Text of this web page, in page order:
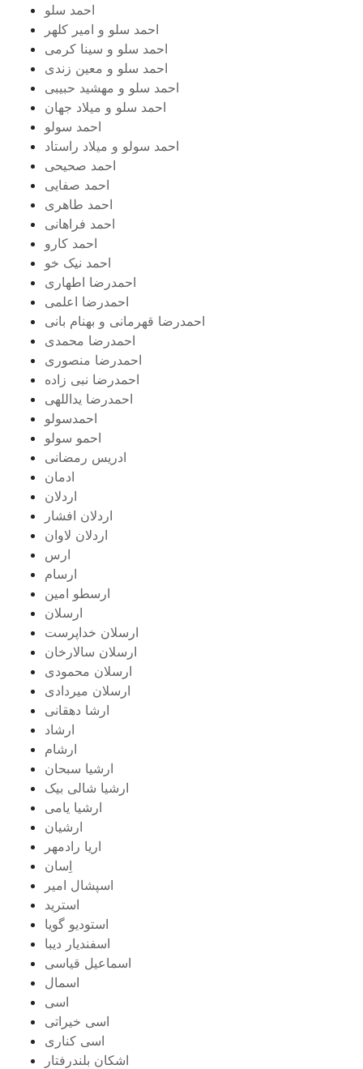
احمد سلو
احمد سلو و امیر کلهر
احمد سلو و سینا کرمی
احمد سلو و معین زندی
احمد سلو و مهشید حبیبی
احمد سلو و میلاد جهان
احمد سولو
احمد سولو و میلاد راستاد
احمد صحیحی
احمد صفایی
احمد طاهری
احمد فراهانی
احمد کارو
احمد نیک خو
احمدرضا اطهاری
احمدرضا اعلمی
احمدرضا قهرمانی و بهنام بانی
احمدرضا محمدی
احمدرضا منصوری
احمدرضا نبی زاده
احمدرضا یداللهی
احمدسولو
احمو سولو
ادریس رمضانی
ادمان
اردلان
اردلان افشار
اردلان لاوان
ارس
ارسام
ارسطو امین
ارسلان
ارسلان خداپرست
ارسلان سالارخان
ارسلان محمودی
ارسلان میردادی
ارشا دهقانی
ارشاد
ارشام
ارشیا سبحان
ارشیا شالی بیک
ارشیا یامی
ارشیان
اریا رادمهر
اِسان
اسپشال امیر
استرید
استودیو گویا
اسفندیار دیبا
اسماعیل قیاسی
اسمال
اسی
اسی خیراتی
اسی کناری
اشکان بلندرفتار